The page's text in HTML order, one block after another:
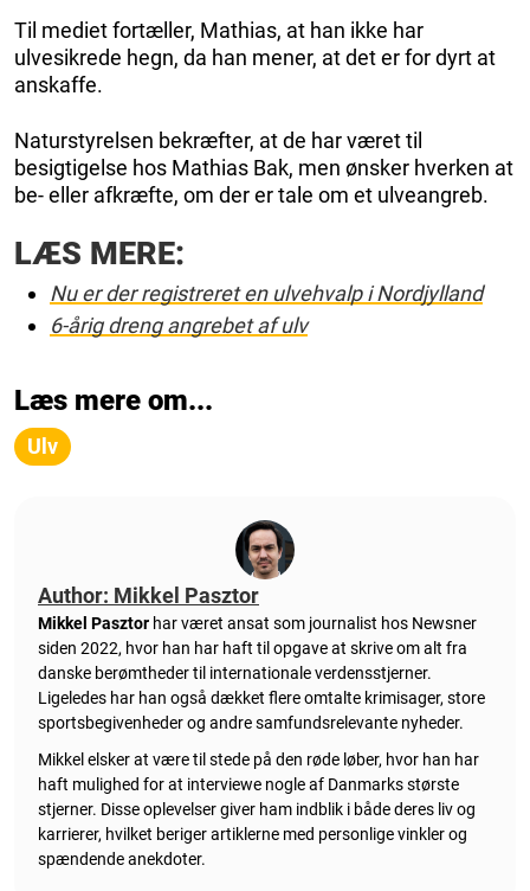
Til mediet fortæller, Mathias, at han ikke har
ulvesikrede hegn, da han mener, at det er for dyrt at
anskaffe.
Naturstyrelsen bekræfter, at de har været til
besigtigelse hos Mathias Bak, men ønsker hverken at
be- eller afkræfte, om der er tale om et ulveangreb.
LÆS MERE:
Nu er der registreret en ulvehvalp i Nordjylland
6-årig dreng angrebet af ulv
Læs mere om...
Ulv
Author: Mikkel Pasztor
Mikkel Pasztor har været ansat som journalist hos Newsner
siden 2022, hvor han har haft til opgave at skrive om alt fra
danske berømtheder til internationale verdensstjerner.
Ligeledes har han også dækket flere omtalte krimisager, store
sportsbegivenheder og andre samfundsrelevante nyheder.
Mikkel elsker at være til stede på den røde løber, hvor han har
haft mulighed for at interviewe nogle af Danmarks største
stjerner. Disse oplevelser giver ham indblik i både deres liv og
karrierer, hvilket beriger artiklerne med personlige vinkler og
spændende anekdoter.